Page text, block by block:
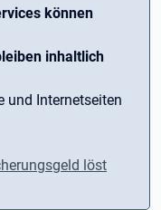
können
inhaltlich
und Internetseiten
löst